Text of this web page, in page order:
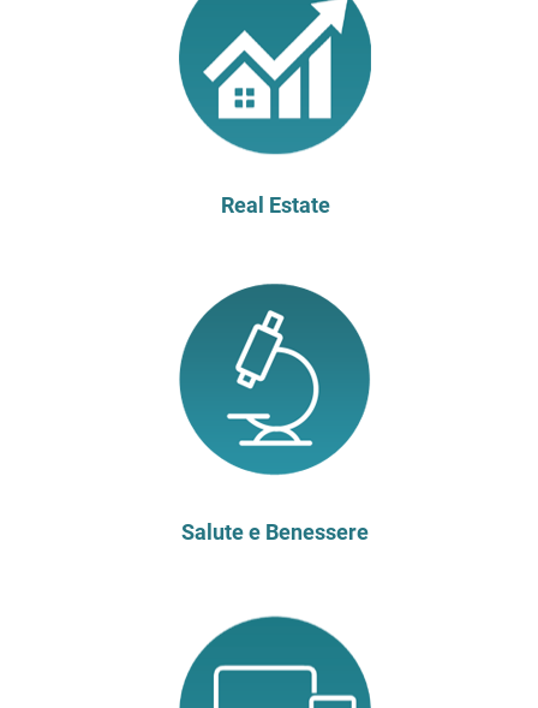
Real Estate
Salute e Benessere